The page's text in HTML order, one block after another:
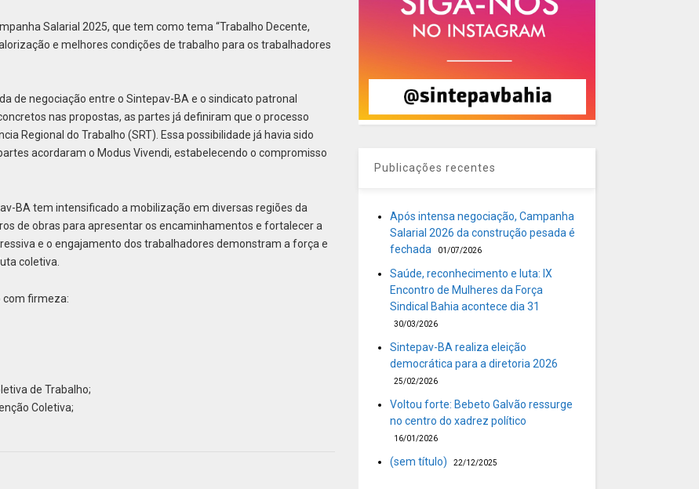
Salarial 2025, que tem como tema “Trabalho Decente,
e melhores condições de trabalho para os trabalhadores
de negociação entre o Sintepav-BA e o sindicato patronal
nas propostas, as partes já definiram que o processo
Regional do Trabalho (SRT). Essa possibilidade já havia sido
acordaram o Modus Vivendi, estabelecendo o compromisso
BA tem intensificado a mobilização em diversas regiões da
de obras para apresentar os encaminhamentos e fortalecer a
e o engajamento dos trabalhadores demonstram a força e
coletiva.
com firmeza:
de Trabalho;
Coletiva;
Publicações recentes
Após intensa negociação, Campanha
Salarial 2026 da construção pesada é
fechada
01/07/2026
Saúde, reconhecimento e luta: IX
Encontro de Mulheres da Força
Sindical Bahia acontece dia 31
30/03/2026
Sintepav-BA realiza eleição
democrática para a diretoria 2026
25/02/2026
Voltou forte: Bebeto Galvão ressurge
no centro do xadrez político
16/01/2026
(sem título) 22/12/2025